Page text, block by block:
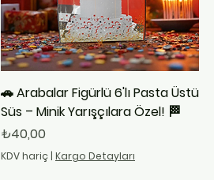
🚗 Arabalar Figürlü 6'lı Pasta Üstü
Süs – Minik Yarışçılara Özel! 🏁
Fiyat
₺40,00
KDV hariç | Kargo Detayları